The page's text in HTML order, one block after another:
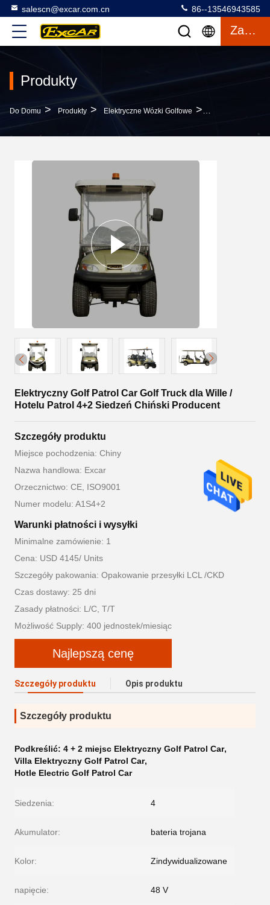
salescn@excar.com.cn 86--13546943585
Zacytować
Produkty
Do Domu > Produkty > Elektryczne Wózki Golfowe >
Elektryczny Golf Patrol Car Golf Truck dla Wille /
Hotelu Patrol 4+2 Siedzeń Chiński Producent
Szczegóły produktu
Miejsce pochodzenia: Chiny
Nazwa handlowa: Excar
Orzecznictwo: CE, ISO9001
Numer modelu: A1S4+2
Warunki płatności i wysyłki
Minimalne zamówienie: 1
Cena: USD 4145/ Units
Szczegóły pakowania: Opakowanie przesyłki LCL /CKD
Czas dostawy: 25 dni
Zasady płatności: L/C, T/T
Możliwość Supply: 400 jednostek/miesiąc
Najlepszą cenę
Szczegóły produktu Opis produktu
Szczegóły produktu
Podkreślić: 4 + 2 miejsc Elektryczny Golf Patrol Car,
Villa Elektryczny Golf Patrol Car,
Hotle Electric Golf Patrol Car
Siedzenia: 4
Akumulator: bateria trojana
Kolor: Zindywidualizowane
napięcie: 48 V